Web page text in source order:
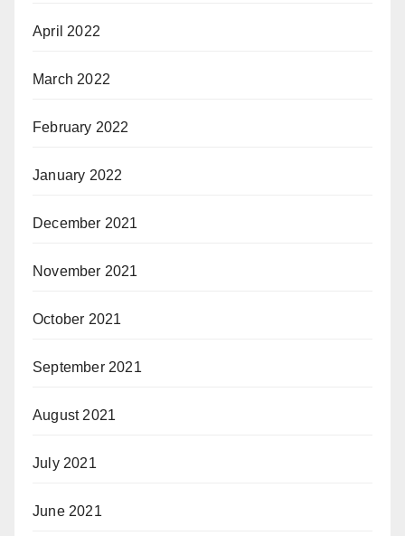
April 2022
March 2022
February 2022
January 2022
December 2021
November 2021
October 2021
September 2021
August 2021
July 2021
June 2021